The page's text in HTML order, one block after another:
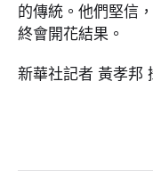
的傳統。他們堅信
終會開花結果。
新華社記者 黃孝邦